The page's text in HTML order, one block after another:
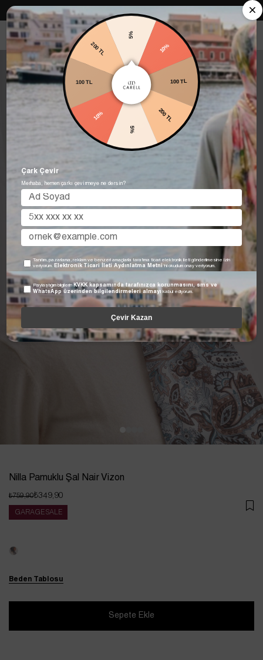
Carell in Roma Koleksiyonu Şimdi Satışta! Hemen keşfet.
Nilla Pamuklu Şal Nair Vizon
₺759,90₺349,90
GARAGE SALE
Beden Tablosu
200 TL
10%
200 TL
Çark Çevir
Merhaba, hemen çarkı çevirmeye ne dersin?
Tanıtım, pazarlama, reklam ve benzeri amaçlarla tarafıma ticari elektronik ileti gönderilmesine izin
veriyorum. Elektronik Ticari İleti Aydınlatma Metni 'ni okudum onay veriyorum.
Paylaştığım bilgilerin KVKK kapsamında tarafınızca korunmasını, sms ve
WhatsApp üzerinden bilgilendirmeleri almayı
kabul ediyorum.
Çevir Kazan